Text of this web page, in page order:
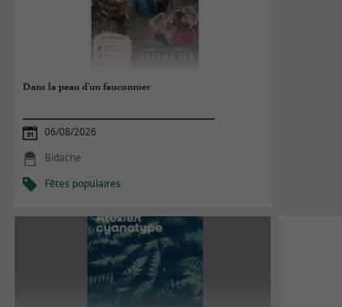
Dans la peau d'un fauconnier
06/08/2026
Bidache
Fêtes populaires